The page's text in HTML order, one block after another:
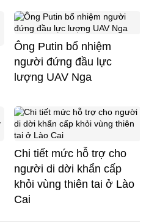
Ông Putin bổ nhiệm
người đứng đầu lực
lượng UAV Nga
Chi tiết mức hỗ trợ cho
người di dời khẩn cấp
khỏi vùng thiên tai ở Lào
Cai